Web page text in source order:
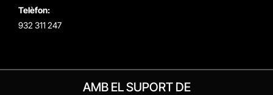
Telèfon:
932 311 247
AMB EL SUPORT DE